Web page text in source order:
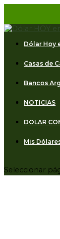
Dólar Hoy
Casas de
Bancos
NOTICIAS
DOLAR
Mis
Seleccionar